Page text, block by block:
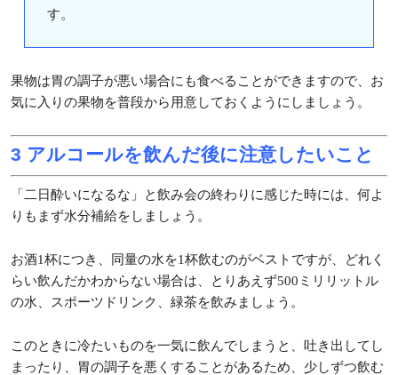
す。
果物は胃の調子が悪い場合にも食べることができますので、お
気に入りの果物を普段から用意しておくようにしましょう。
3 アルコールを飲んだ後に注意したいこと
「二日酔いになるな」と飲み会の終わりに感じた時には、何よ
りもまず水分補給をしましょう。
お酒1杯につき、同量の水を1杯飲むのがベストですが、どれく
らい飲んだかわからない場合は、とりあえず500ミリリットル
の水、スポーツドリンク、緑茶を飲みましょう。
このときに冷たいものを一気に飲んでしまうと、吐き出してし
まったり、胃の調子を悪くすることがあるため、少しずつ飲む